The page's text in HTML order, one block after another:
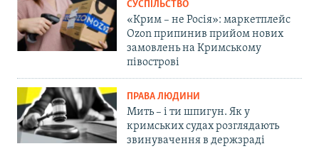
СУСПІЛЬСТВО
«Крим – не Росія»: маркетплейс
Ozon припинив прийом нових
замовлень на Кримському
півострові
ПРАВА ЛЮДИНИ
Мить – і ти шпигун. Як у
кримських судах розглядають
звинувачення в держзраді